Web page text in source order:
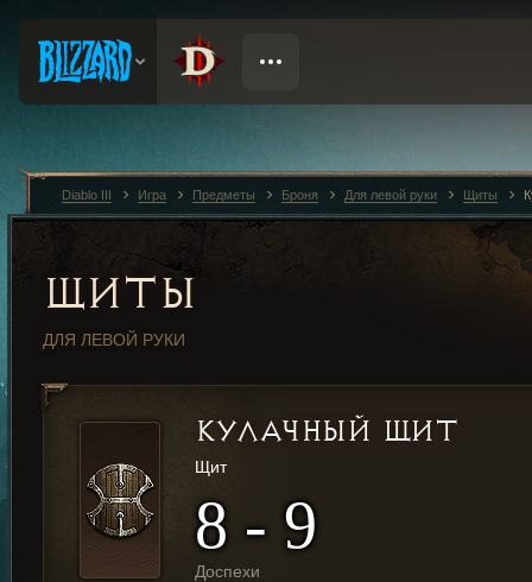
ЩИТЫ
ДЛЯ ЛЕВОЙ РУКИ
КУЛАЧНЫЙ ЩИТ
Щит
8 - 9
Доспехи
Diablo III Игра Предметы Броня Для левой руки Щиты